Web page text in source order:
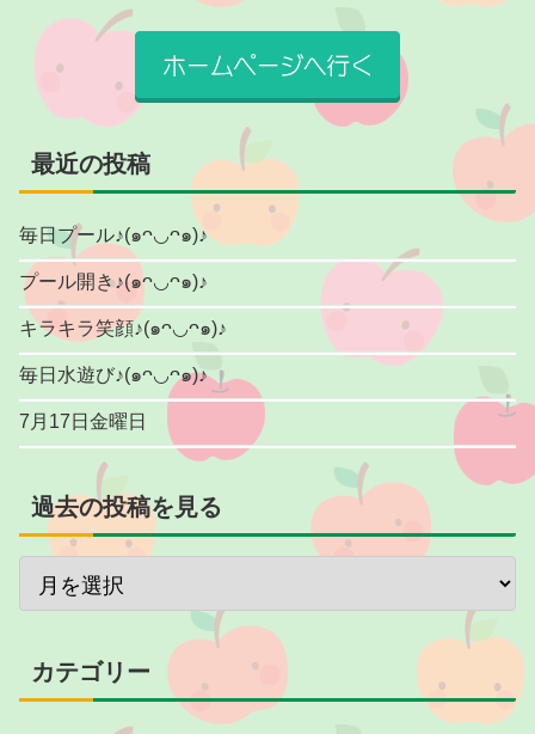
最近の投稿
毎日プール♪(๑ᴖ◡ᴖ๑)♪
プール開き♪(๑ᴖ◡ᴖ๑)♪
キラキラ笑顔♪(๑ᴖ◡ᴖ๑)♪
毎日水遊び♪(๑ᴖ◡ᴖ๑)♪
7月17日金曜日
過去の投稿を見る
カテゴリー